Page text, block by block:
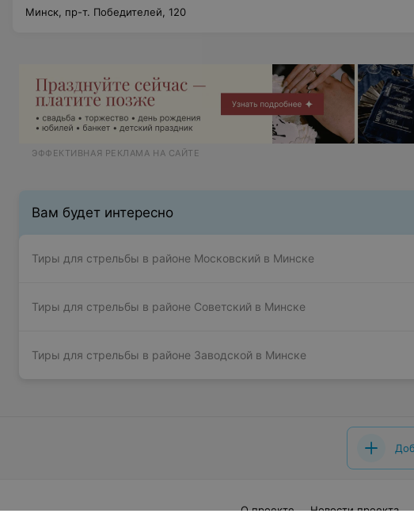
Минск, пр-т. Победителей, 120
ЭФФЕКТИВНАЯ РЕКЛАМА НА САЙТЕ
Вам будет интересно
Тиры для стрельбы в районе Московский в Минске
Тиры для стрельбы в районе Советский в Минске
Тиры для стрельбы в районе Заводской в Минске
О проекте Новости проекта